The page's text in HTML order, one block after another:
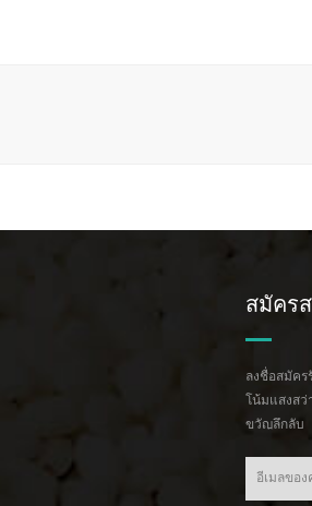
สมัคร
ลงชื่อสมัค
โน้มแสงส
ขวัญลึกลับ